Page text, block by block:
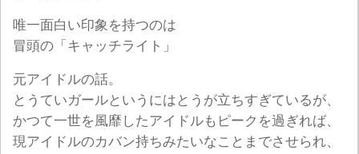
唯一面白い印象を持つのは
冒頭の「キャッチライト」
元アイドルの話。
とうていガールというにはとうが立ちすぎているが、
かつて一世を風靡したアイドルもピークを過ぎれば、
現アイドルのカバン持ちみたいなことまでさせられ、